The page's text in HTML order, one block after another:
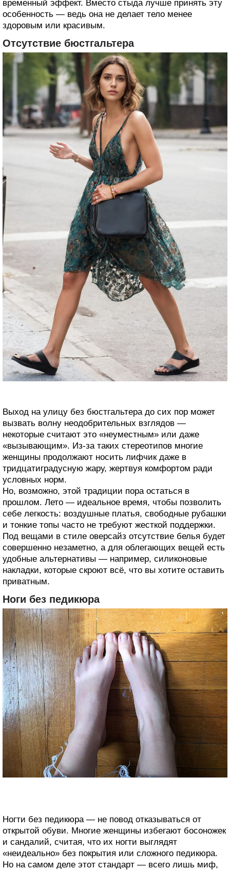
временный эффект. Вместо стыда лучше принять эту
особенность — ведь она не делает тело менее
здоровым или красивым.
Отсутствие бюстгальтера
Выход на улицу без бюстгальтера до сих пор может
вызвать волну неодобрительных взглядов —
некоторые считают это «неуместным» или даже
«вызывающим». Из-за таких стереотипов многие
женщины продолжают носить лифчик даже в
тридцатиградусную жару, жертвуя комфортом ради
условных норм.
Но, возможно, этой традиции пора остаться в
прошлом. Лето — идеальное время, чтобы позволить
себе легкость: воздушные платья, свободные рубашки
и тонкие топы часто не требуют жесткой поддержки.
Под вещами в стиле оверсайз отсутствие белья будет
совершенно незаметно, а для облегающих вещей есть
удобные альтернативы — например, силиконовые
накладки, которые скроют всё, что вы хотите оставить
приватным.
Ноги без педикюра
Ногти без педикюра — не повод отказываться от
открытой обуви. Многие женщины избегают босоножек
и сандалий, считая, что их ногти выглядят
«неидеально» без покрытия или сложного педикюра.
Но на самом деле этот стандарт — всего лишь миф,